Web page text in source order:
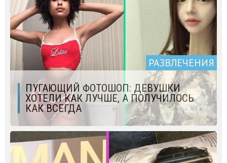
РАЗВЛЕЧЕНИЯ
ПУГАЮЩИЙ ФОТОШОП: ДЕВУШКИ
ХОТЕЛИ КАК ЛУЧШЕ, А ПОЛУЧИЛОСЬ
КАК ВСЕГДА